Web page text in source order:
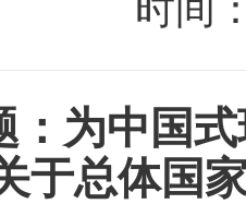
时间：
：为中国
于总体国